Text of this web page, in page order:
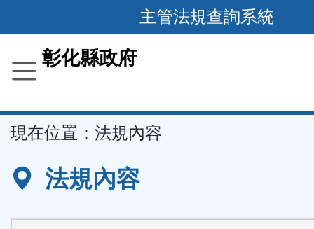
到
要
容
區
主管法規查詢系統
彰化縣政府
現在位置： 法規內容
法規內容